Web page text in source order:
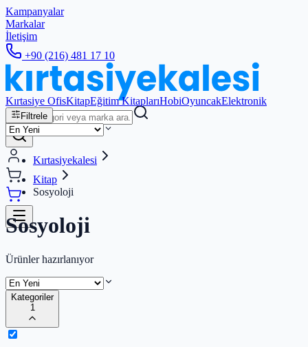
Kampanyalar
Markalar
İletişim
+90 (216) 481 17 10
Kırtasiye OfisKitapEğitim KitaplarıHobiOyuncakElektronik
Filtrele
Kırtasiyekalesi
Kitap
Sosyoloji
Sosyoloji
Ürünler hazırlanıyor
Kategoriler
1